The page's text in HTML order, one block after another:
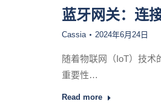
蓝牙网关：连
Cassia 2024年6月24日
随着物联网（IoT）技
重要性…
Read more